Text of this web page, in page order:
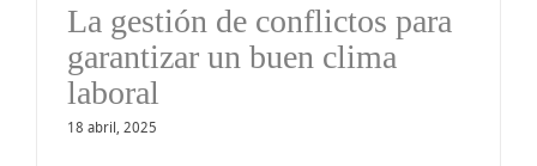
La gestión de conflictos para
garantizar un buen clima
laboral
18 abril, 2025